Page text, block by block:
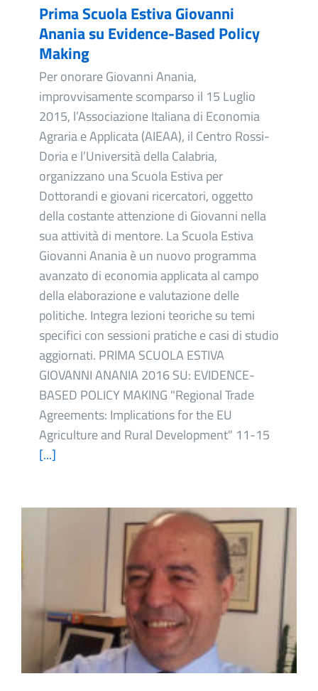
Prima Scuola Estiva Giovanni
Anania su Evidence-Based Policy
Making
Per onorare Giovanni Anania,
improvvisamente scomparso il 15 Luglio
2015, l’Associazione Italiana di Economia
Agraria e Applicata (AIEAA), il Centro Rossi-
Doria e l’Università della Calabria,
organizzano una Scuola Estiva per
Dottorandi e giovani ricercatori, oggetto
della costante attenzione di Giovanni nella
sua attività di mentore. La Scuola Estiva
Giovanni Anania è un nuovo programma
avanzato di economia applicata al campo
della elaborazione e valutazione delle
politiche. Integra lezioni teoriche su temi
specifici con sessioni pratiche e casi di studio
aggiornati. PRIMA SCUOLA ESTIVA
GIOVANNI ANANIA 2016 SU: EVIDENCE-
BASED POLICY MAKING "Regional Trade
Agreements: Implications for the EU
Agriculture and Rural Development" 11-15
[...]